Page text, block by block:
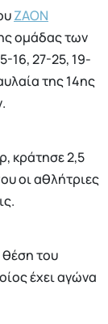
ΖΑΟΝ
ομάδας των
16, 27-25, 19-
της 14ης
κράτησε 2,5
οι αθλήτριες
θέση του
έχει αγώνα